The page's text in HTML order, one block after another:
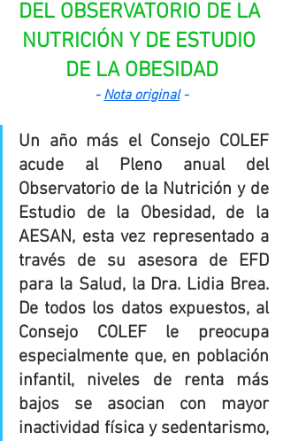
DEL OBSERVATORIO DE LA
NUTRICIÓN Y DE ESTUDIO
DE LA OBESIDAD
- Nota original -
Un año más el Consejo COLEF
acude al Pleno anual del
Observatorio de la Nutrición y de
Estudio de la Obesidad, de la
AESAN, esta vez representado a
través de su asesora de EFD
para la Salud, la Dra. Lidia Brea.
De todos los datos expuestos, al
Consejo COLEF le preocupa
especialmente que, en población
infantil, niveles de renta más
bajos se asocian con mayor
inactividad física y sedentarismo,